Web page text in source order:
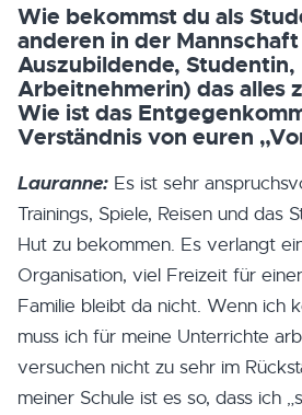
Wie bekommst du als
anderen in der
Auszubildende, Studentin,
Arbeitnehmerin) das alles
Wie ist das
Verständnis von euren
Lauranne: Es ist sehr
Trainings, Spiele, Reisen und das
Hut zu bekommen. Es verlangt
Organisation, viel Freizeit für
Familie bleibt da nicht. Wenn ich
muss ich für meine Unterrichte
versuchen nicht zu sehr im
meiner Schule ist es so, dass ich